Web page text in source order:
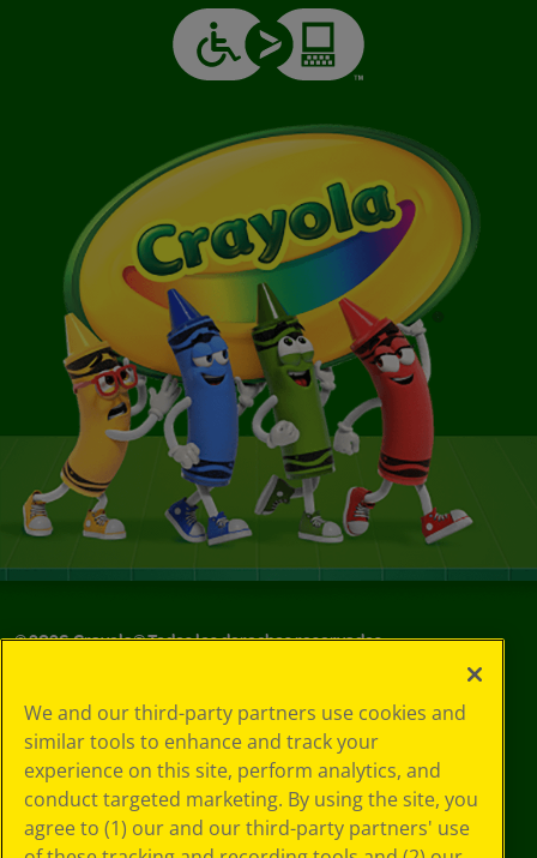
©2026Crayola® Todos los derechos reservados.
de privacidad
Política de
privacidad
Términos de SMS
GDPR
Aviso de
We and our third-party partners use cookies and
similar tools to enhance and track your
experience on this site, perform analytics, and
conduct targeted marketing. By using the site, you
agree to (1) our and our third-party partners' use